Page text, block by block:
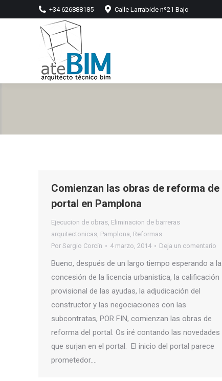
+34 626888185 Calle Larrabide nº21 Bajo
Comienzan las obras de reforma de
portal en Pamplona
Ejecucion de obras, Eliminacion de barreras
arquitectonicas, Pamplona, Reformas
Por Sergio Corcín 4 marzo, 2014 Deja un comentario
Bueno, después de un largo tiempo esperando a la
concesión de la licencia urbanistica, la calificación
provisional de las ayudas, la adjudicación del
constructor y las negociaciones con las
subcontratas, POR FIN, comienzan las obras de
reforma del portal. Os iré contando las novedades
que surjan en el portal. El inicio del portal parece
prometedor.…